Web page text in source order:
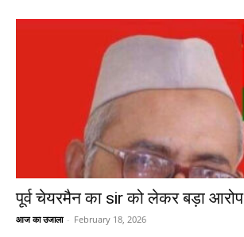
पूर्व चेयरमैन का sir को लेकर बड़ा आरोप
आज का उजाला - February 18, 2026